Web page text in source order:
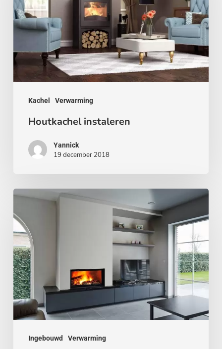
Kachel Verwarming
Houtkachel instaleren
Yannick
19 december 2018
Ingebouwd Verwarming
Ingebouwde
kachel